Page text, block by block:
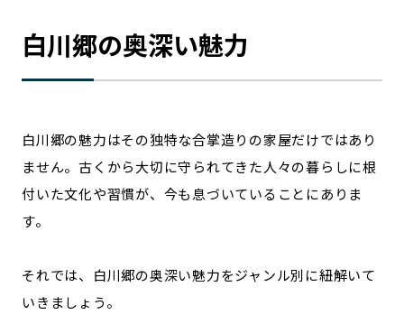
白川郷の奥深い魅力
白川郷の魅力はその独特な合掌造りの家屋だけではあり
ません。古くから大切に守られてきた人々の暮らしに根
付いた文化や習慣が、今も息づいていることにありま
す。
それでは、白川郷の奥深い魅力をジャンル別に紐解いて
いきましょう。